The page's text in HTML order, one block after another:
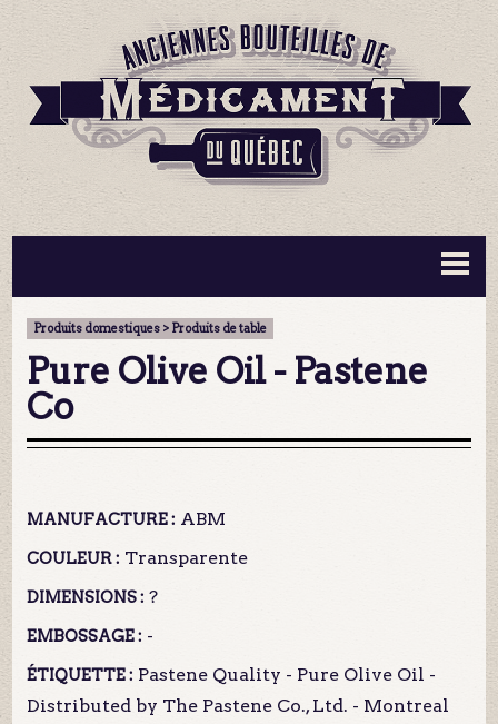
BOUTEILLES ▼
INFORMATION ▼
MA COLLECTION
CONTACT
Produits domestiques > Produits de table
Pure Olive Oil - Pastene
Co
MANUFACTURE : ABM
COULEUR : Transparente
DIMENSIONS : ?
EMBOSSAGE : -
ÉTIQUETTE : Pastene Quality - Pure Olive Oil -
Distributed by The Pastene Co., Ltd. - Montreal